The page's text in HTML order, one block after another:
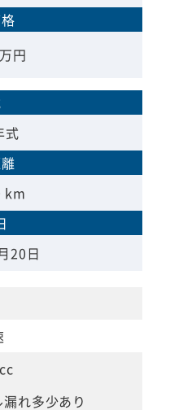
万円
式
km
20日
れ多少あり